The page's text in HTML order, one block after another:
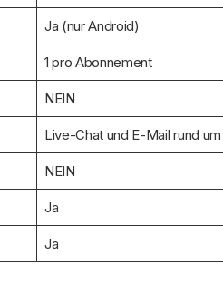
Ja (nur Android)
1 pro Abonnement
NEIN
Live-Chat und E-Mail rund
NEIN
Ja
Ja